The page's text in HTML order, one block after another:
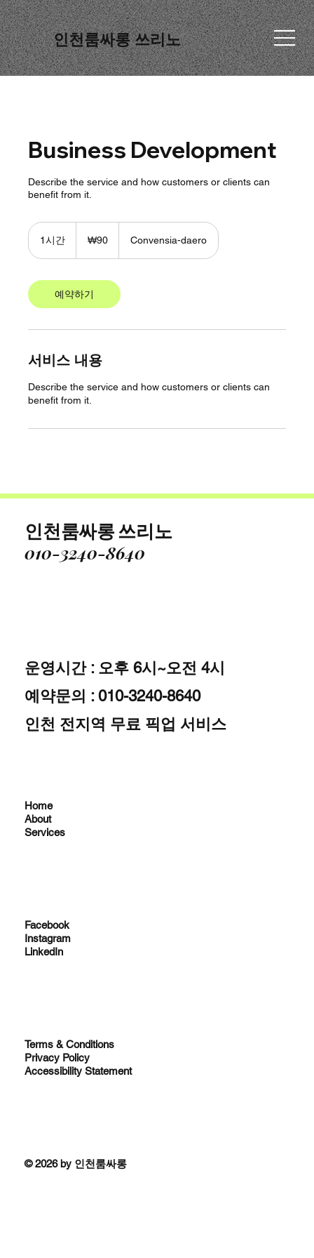
인천룸싸롱 쓰리노
Business Development
Describe the service and how customers or clients can
benefit from it.
1시간 ₩90 Convensia-daero
예약하기
서비스 내용
Describe the service and how customers or clients can
benefit from it.
인천룸싸롱 쓰리노
010-3240-8640
운영시간 : 오후 6시~오전 4시
예약문의 : 010-3240-8640
인천 전지역 무료 픽업 서비스
Home
About
Services
Facebook
Instagram
LinkedIn
Terms & Conditions
Privacy Policy
Accessibility Statement
© 2026 by 인천룸싸롱